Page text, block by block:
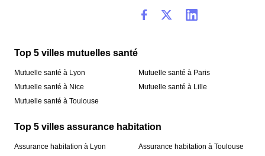
Top 5 villes mutuelles santé
Mutuelle santé à Lyon
Mutuelle santé à Nice
Mutuelle santé à Toulouse
Mutuelle santé à Paris
Mutuelle santé à Lille
Top 5 villes assurance habitation
Assurance habitation à Lyon
Assurance habitation à Toulouse